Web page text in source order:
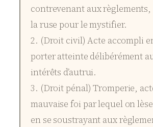
contrevenant aux règlements,
la ruse pour le mystifier.
2. (Droit civil) Acte accompli
porter atteinte délibérément
intérêts d’autrui.
3. (Droit pénal) Tromperie,
mauvaise foi par lequel on
en se soustrayant aux